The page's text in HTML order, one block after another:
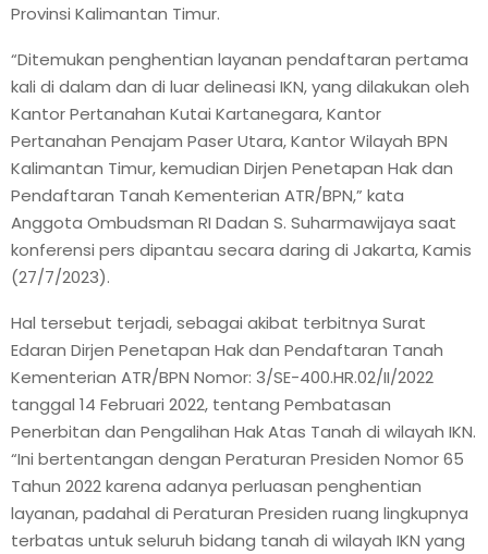
Provinsi Kalimantan Timur.
“Ditemukan penghentian layanan pendaftaran pertama
kali di dalam dan di luar delineasi IKN, yang dilakukan oleh
Kantor Pertanahan Kutai Kartanegara, Kantor
Pertanahan Penajam Paser Utara, Kantor Wilayah BPN
Kalimantan Timur, kemudian Dirjen Penetapan Hak dan
Pendaftaran Tanah Kementerian ATR/BPN,” kata
Anggota Ombudsman RI Dadan S. Suharmawijaya saat
konferensi pers dipantau secara daring di Jakarta, Kamis
(27/7/2023).
Hal tersebut terjadi, sebagai akibat terbitnya Surat
Edaran Dirjen Penetapan Hak dan Pendaftaran Tanah
Kementerian ATR/BPN Nomor: 3/SE-400.HR.02/II/2022
tanggal 14 Februari 2022, tentang Pembatasan
Penerbitan dan Pengalihan Hak Atas Tanah di wilayah IKN.
“Ini bertentangan dengan Peraturan Presiden Nomor 65
Tahun 2022 karena adanya perluasan penghentian
layanan, padahal di Peraturan Presiden ruang lingkupnya
terbatas untuk seluruh bidang tanah di wilayah IKN yang